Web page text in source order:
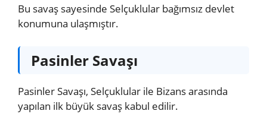
Bu savaş sayesinde Selçuklular bağımsız devlet
konumuna ulaşmıştır.
Pasinler Savaşı
Pasinler Savaşı, Selçuklular ile Bizans arasında
yapılan ilk büyük savaş kabul edilir.